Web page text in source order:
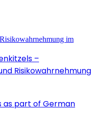
–
Risikowahrnehmung
as part of German